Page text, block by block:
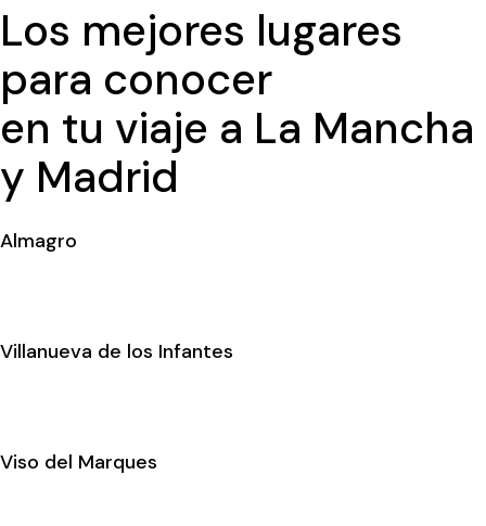
Los mejores lugares
para conocer
en tu viaje a La Mancha
y Madrid
Almagro
Villanueva de los Infantes
Viso del Marques